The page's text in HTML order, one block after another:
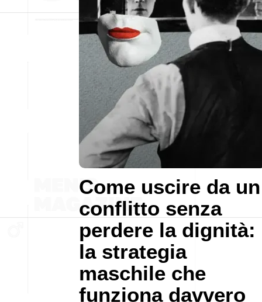
Come uscire da un
conflitto senza
perdere la dignità:
la strategia
maschile che
funziona davvero